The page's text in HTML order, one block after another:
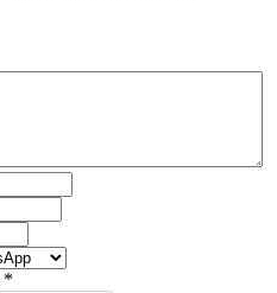
*